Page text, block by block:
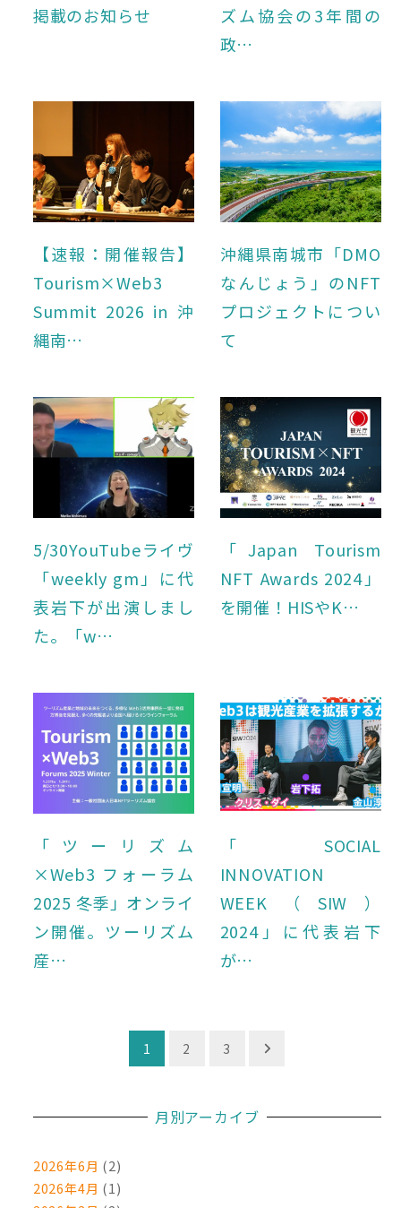
掲載のお知らせ
ズム協会の3年間の
政…
【速報：開催報告】
Tourism×Web3
Summit 2026 in 沖
縄南…
沖縄県南城市「DMO
なんじょう」のNFT
プロジェクトについ
て
5/30YouTubeライヴ
「weekly gm」に代
表岩下が出演しまし
た。「w…
「Japan Tourism
NFT Awards 2024」
を開催！HISやK…
「ツーリズム
×Web3 フォーラム
2025 冬季」オンライ
ン開催。ツーリズム
産…
「SOCIAL
INNOVATION
WEEK（SIW）
2024」に代表岩下
が…
ー
ジ
1 2 3
月別アーカイブ
2026年6月 (2)
2026年4月 (1)